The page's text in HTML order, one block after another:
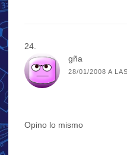
gña
28/01/2008 A
Opino lo mismo